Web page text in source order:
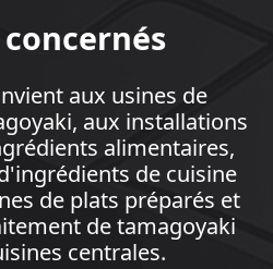
aux usines de
aux installations
alimentaires,
de cuisine
de plats préparés et
de tamagoyaki
centrales.